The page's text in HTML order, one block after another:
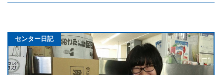
センター日記